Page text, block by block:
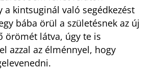
a kintsuginál való segédkezést
bába örül a születésnek az új
örömét látva, úgy te is
azzal az élménnyel, hogy